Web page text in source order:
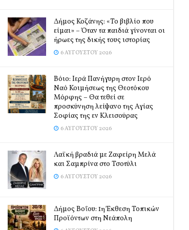
Δήμος Κοζάνης: «Το βιβλίο που
είμαι» – Όταν τα παιδιά γίνονται οι
ήρωες της δικής τους ιστορίας
6 ΑΥΓΟΎΣΤΟΥ 2026
Βόιο: Ιερά Πανήγυρη στον Ιερό
Ναό Κοιμήσεως της Θεοτόκου
Μόρφης – Θα τεθεί σε
προσκύνηση λείψανο της Αγίας
Σοφίας της εν Κλεισούρας
6 ΑΥΓΟΎΣΤΟΥ 2026
Λαϊκή βραδιά με Ζαφείρη Μελά
και Σαμπρίνα στο Τσοτύλι
6 ΑΥΓΟΎΣΤΟΥ 2026
Δήμος Βοΐου: 1η Έκθεση Τοπικών
Προϊόντων στη Νεάπολη